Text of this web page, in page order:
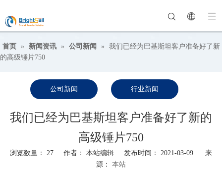
首页 » 新闻资讯 » 公司新闻 »
我们已经为巴基斯坦客户准备好了新
的高级锤片750
公司新闻 行业新闻
我们已经为巴基斯坦客户准备好了新的
高级锤片750
浏览数量： 27 作者： 本站编辑 发布时间： 2021-03-09 来
源： 本站